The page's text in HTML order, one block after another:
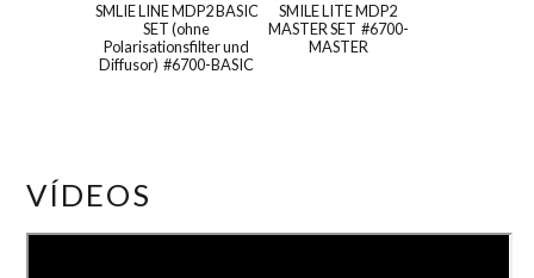
SMLIE LINE MDP2 BASIC
SET (ohne
Polarisationsfilter und
Diffusor) #6700-BASIC
SMILE LITE MDP2
MASTER SET #6700-
MASTER
VÍDEOS